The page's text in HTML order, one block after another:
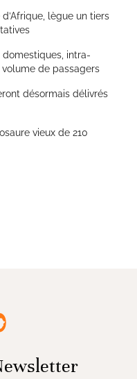
lègue un tiers
intra-
de passagers
désormais délivrés
vieux de 210